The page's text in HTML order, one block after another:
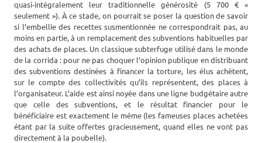
quasi-intégralement leur traditionnelle générosité (5 700 € «
seulement »). À ce stade, on pourrait se poser la question de savoir
si l’embellie des recettes susmentionnée ne correspondrait pas, au
moins en partie, à un remplacement des subventions habituelles par
des achats de places. Un classique subterfuge utilisé dans le monde
de la corrida : pour ne pas choquer l’opinion publique en distribuant
des subventions destinées à financer la torture, les élus achètent,
sur le compte des collectivités qu’ils représentent, des places à
l’organisateur. L’aide est ainsi noyée dans une ligne budgétaire autre
que celle des subventions, et le résultat financier pour le
bénéficiaire est exactement le même (les fameuses places achetées
étant par la suite offertes gracieusement, quand elles ne vont pas
directement à la poubelle).